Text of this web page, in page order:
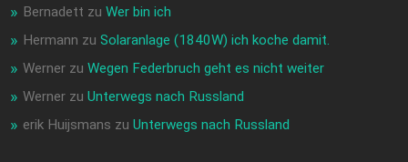
Bernadett zuWer bin ich
Hermann zuSolaranlage (1840W) ich koche damit.
Werner zuWegen Federbruch geht es nicht weiter
Werner zuUnterwegs nach Russland
erik Huijsmans zuUnterwegs nach Russland